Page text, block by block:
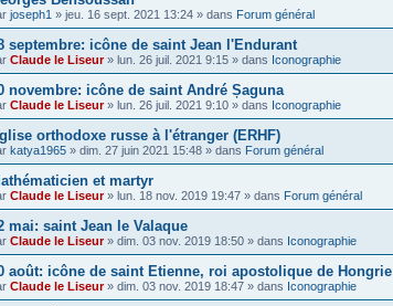
joseph1 » jeu. 16 sept. 2021 13:24 » dans Forum général
septembre: icône de saint Jean l'Endurant
Claude le Liseur» lun. 26 juil. 2021 9:15 » dans Iconographie
novembre: icône de saint André Șaguna
Claude le Liseur» lun. 26 juil. 2021 9:10 » dans Iconographie
orthodoxe russe à l'étranger (ERHF)
katya1965 » dim. 27 juin 2021 15:48 » dans Forum général
et martyr
Claude le Liseur» lun. 18 nov. 2019 19:47 » dans Forum général
mai: saint Jean le Valaque
Claude le Liseur» dim. 03 nov. 2019 18:50 » dans Iconographie
août: icône de saint Etienne, roi apostolique de Hongrie
Claude le Liseur» dim. 03 nov. 2019 18:47 » dans Iconographie